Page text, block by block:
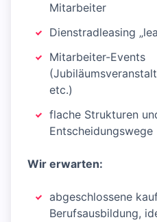
Mitarbeiter
Dienstradleasing
Mitarbeiter-Events
etc.)
flache Strukturen
Entscheidungswege
Wir erwarten:
abgeschlossene
Berufsausbildung,